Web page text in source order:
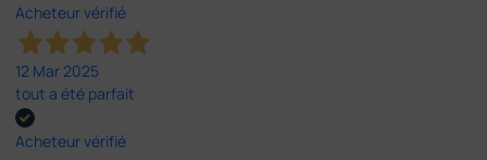
Acheteur vérifié
12 Mar 2025
tout a été parfait
Acheteur vérifié